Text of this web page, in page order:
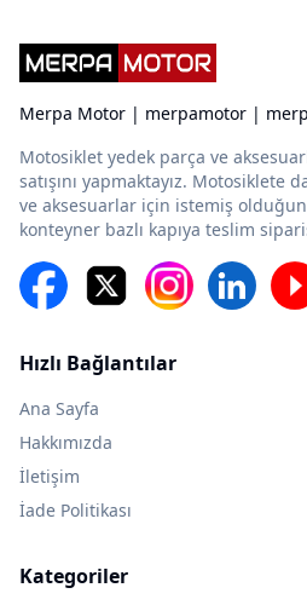
Merpa Motor | merpamotor |
Motosiklet yedek parça ve
satışını yapmaktayız. Motosiklete
ve aksesuarlar için istemiş
konteyner bazlı kapıya teslim
Hızlı Bağlantılar
Ana Sayfa
Hakkımızda
İletişim
İade Politikası
Kategoriler